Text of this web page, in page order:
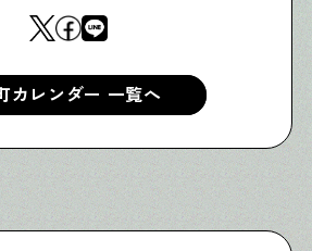
カレンダー 一覧へ